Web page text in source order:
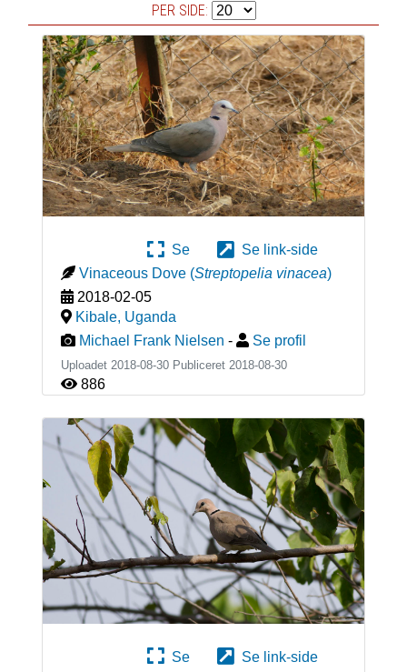
PER SIDE:
Se
Se link-side
Vinaceous Dove (Streptopelia vinacea)
2018-02-05
Kibale, Uganda
Michael Frank Nielsen - Se profil
Uploadet 2018-08-30 Publiceret 2018-08-30
886
Se
Se link-side